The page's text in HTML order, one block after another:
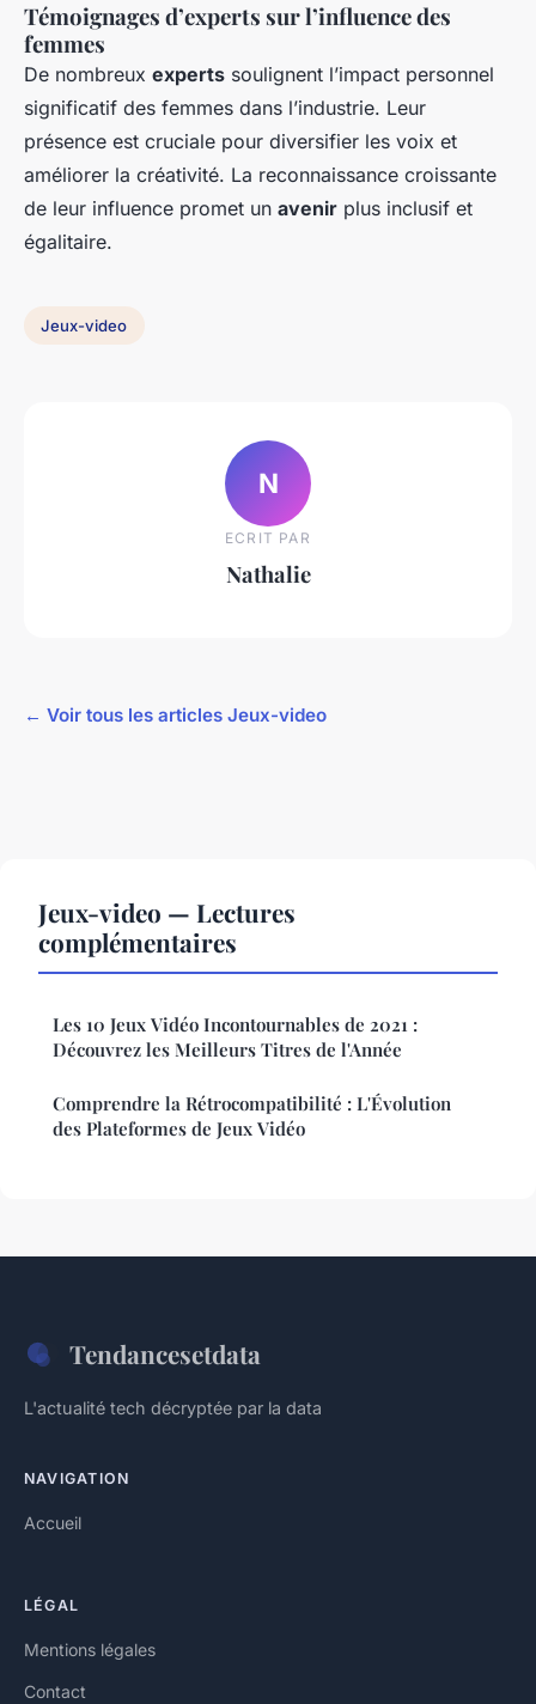
Témoignages d’experts sur l’influence des
femmes
De nombreux experts soulignent l’impact personnel
significatif des femmes dans l’industrie. Leur
présence est cruciale pour diversifier les voix et
améliorer la créativité. La reconnaissance croissante
de leur influence promet un avenir plus inclusif et
égalitaire.
Jeux-video
N
ECRIT PAR
Nathalie
← Voir tous les articles Jeux-video
Jeux-video — Lectures
complémentaires
Les 10 Jeux Vidéo Incontournables de 2021 :
Découvrez les Meilleurs Titres de l'Année
Comprendre la Rétrocompatibilité : L'Évolution
des Plateformes de Jeux Vidéo
Tendancesetdata
L'actualité tech décryptée par la data
NAVIGATION
Accueil
LÉGAL
Mentions légales
Contact